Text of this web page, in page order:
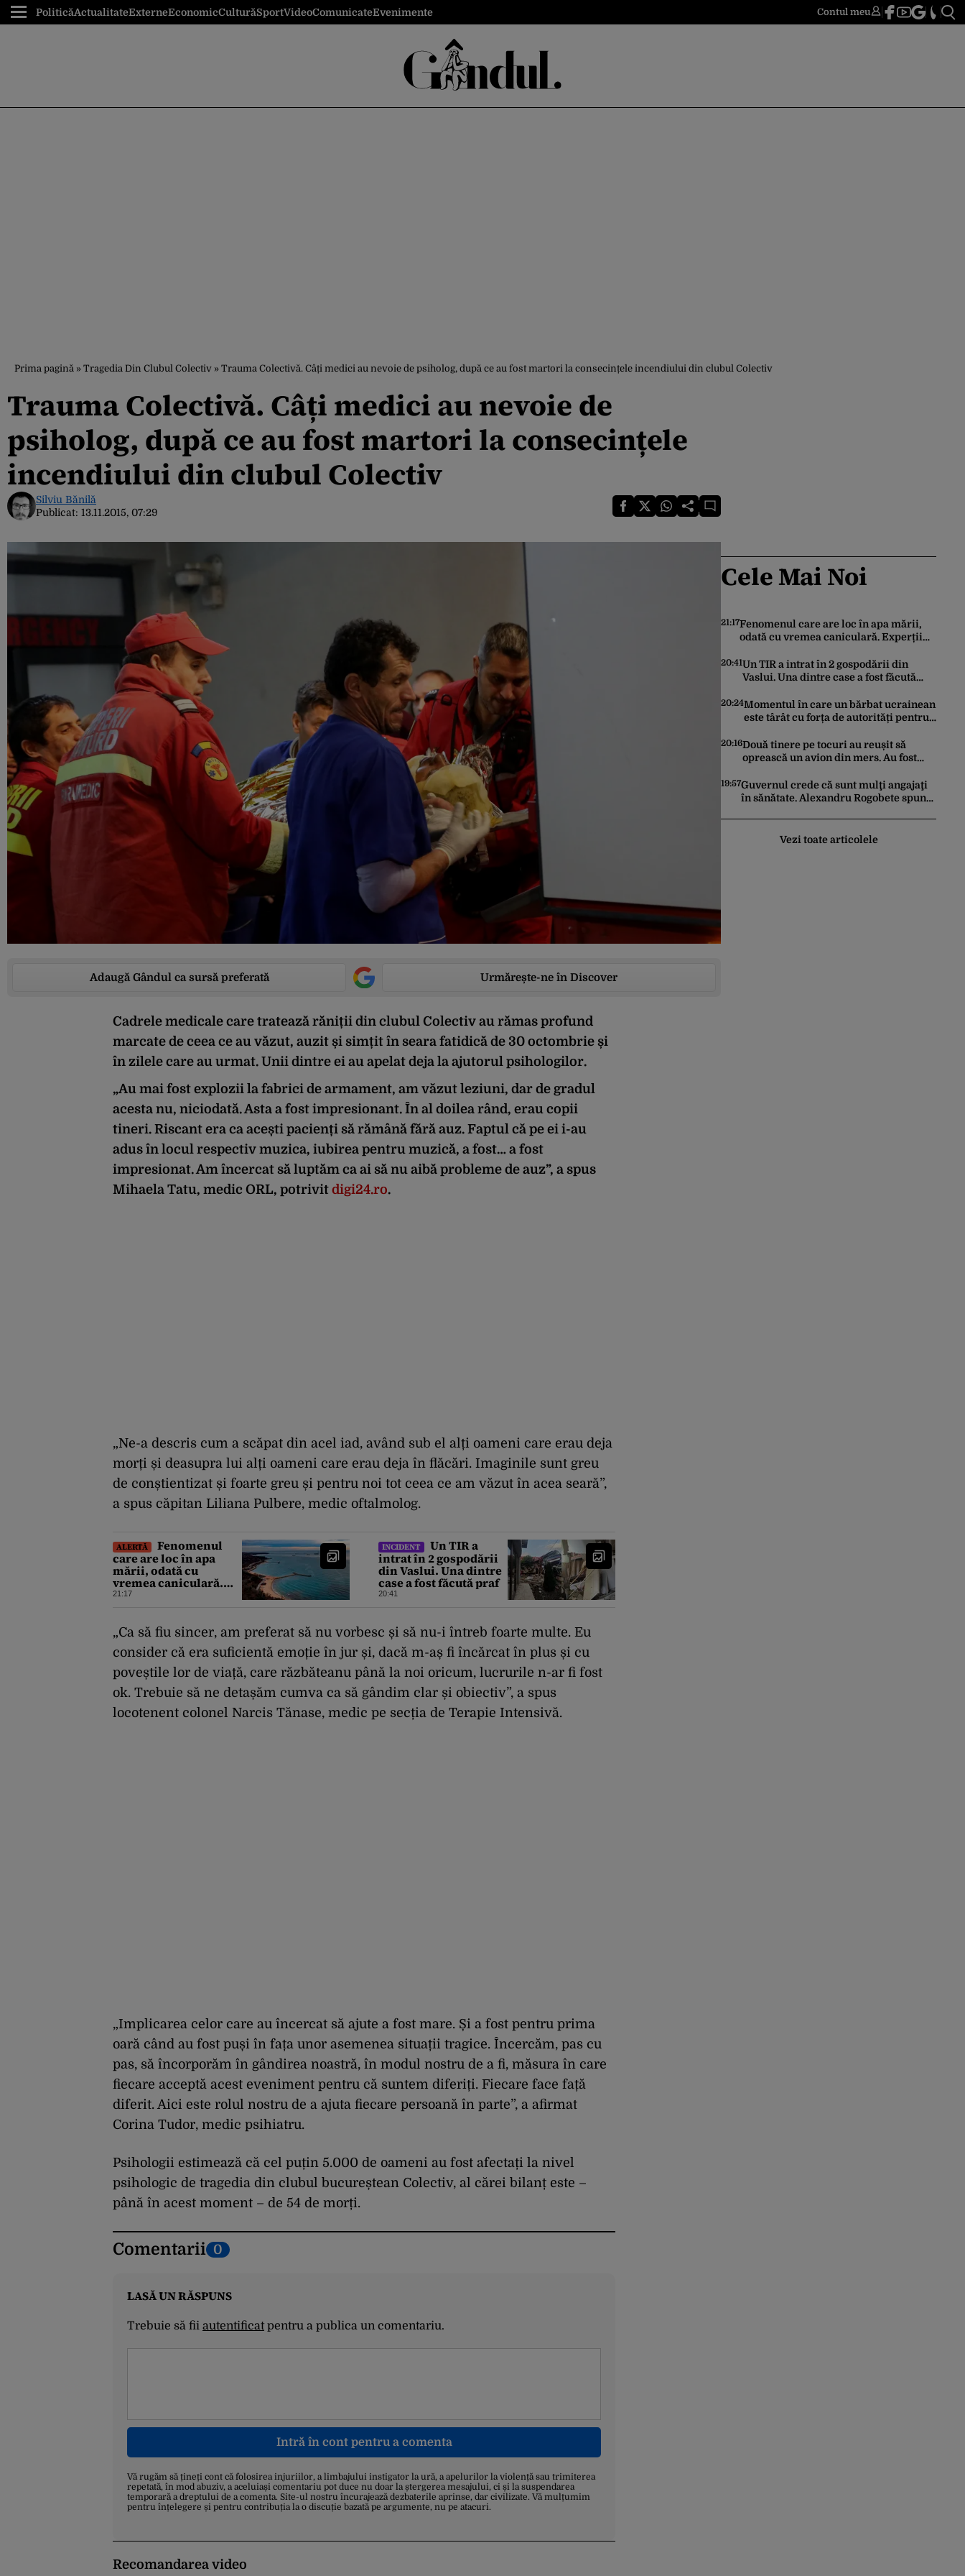
PoliticăActualitateExterneEconomicCulturăSportVideoComunicateEvenimente Contul meu
Prima pagină » Tragedia Din Clubul Colectiv » Trauma Colectivă. Câți medici au nevoie de psiholog, după ce au fost martori la consecințele incendiului din clubul Colectiv
Trauma Colectivă. Câți medici au nevoie de
psiholog, după ce au fost martori la consecințele
incendiului din clubul Colectiv
Silviu Bănilă
Publicat: 13.11.2015, 07:29
Adaugă Gândul ca sursă preferată Urmărește-ne în Discover
Cadrele medicale care tratează răniții din clubul Colectiv au rămas profund
marcate de ceea ce au văzut, auzit și simțit în seara fatidică de 30 octombrie și
în zilele care au urmat. Unii dintre ei au apelat deja la ajutorul psihologilor.
„Au mai fost explozii la fabrici de armament, am văzut leziuni, dar de gradul
acesta nu, niciodată. Asta a fost impresionant. În al doilea rând, erau copii
tineri. Riscant era ca acești pacienți să rămână fără auz. Faptul că pe ei i-au
adus în locul respectiv muzica, iubirea pentru muzică, a fost… a fost
impresionat. Am încercat să luptăm ca ai să nu aibă probleme de auz”, a spus
Mihaela Tatu, medic ORL, potrivit digi24.ro.
„Ne-a descris cum a scăpat din acel iad, având sub el alți oameni care erau deja
morți și deasupra lui alți oameni care erau deja în flăcări. Imaginile sunt greu
de conștientizat și foarte greu și pentru noi tot ceea ce am văzut în acea seară”,
a spus căpitan Liliana Pulbere, medic oftalmolog.
ALERTĂ
Fenomenul
care are loc în apa
mării, odată cu
vremea caniculară.
Experții avertizează
expuși
21:17
INCIDENT
Un TIR a
intrat în 2 gospodării
din Vaslui. Una dintre
case a fost făcută praf
20:41
„Ca să fiu sincer, am preferat să nu vorbesc și să nu-i întreb foarte multe. Eu
consider că era suficientă emoție în jur și, dacă m-aș fi încărcat în plus și cu
poveștile lor de viață, care răzbăteanu până la noi oricum, lucrurile n-ar fi fost
ok. Trebuie să ne detașăm cumva ca să gândim clar și obiectiv”, a spus
locotenent colonel Narcis Tănase, medic pe secția de Terapie Intensivă.
„Implicarea celor care au încercat să ajute a fost mare. Și a fost pentru prima
oară când au fost puși în fața unor asemenea situații tragice. Încercăm, pas cu
pas, să încorporăm în gândirea noastră, în modul nostru de a fi, măsura în care
fiecare acceptă acest eveniment pentru că suntem diferiți. Fiecare face față
diferit. Aici este rolul nostru de a ajuta fiecare persoană în parte”, a afirmat
Corina Tudor, medic psihiatru.
Psihologii estimează că cel puțin 5.000 de oameni au fost afectați la nivel
psihologic de tragedia din clubul bucureștean Colectiv, al cărei bilanț este –
până în acest moment – de 54 de morți.
Comentarii 0
LASĂ UN RĂSPUNS
Trebuie să fii autentificatpentru a publica un comentariu.
Intră în cont pentru a comenta
Vă rugăm să țineți cont că folosirea injuriilor, a limbajului instigator la ură, a apelurilor la violență sau trimiterea
repetată, în mod abuziv, a aceluiași comentariu pot duce nu doar la ștergerea mesajului, ci și la suspendarea
temporară a dreptului de a comenta. Site-ul nostru încurajează dezbaterile aprinse, dar civilizate. Vă mulțumim
pentru înțelegere și pentru contribuția la o discuție bazată pe argumente, nu pe atacuri.
Recomandarea video
Cele Mai Noi
21:17Fenomenul care are loc în apa mării,
odată cu vremea caniculară. Experții
oamenii pot fi expuși
20:41Un TIR a intrat în 2 gospodării din
Vaslui. Una dintre case a fost făcută
20:24Momentul în care un bărbat ucrainean
este târât cu forța de autorități pentru
acest fel sunt tot mai dese
20:16Două tinere pe tocuri au reușit să
oprească un avion din mers. Au fost
Imaginile au devenit virale
19:57Guvernul crede că sunt mulţi angajaţi
în sănătate. Alexandru Rogobete spune
Vezi toate articolele